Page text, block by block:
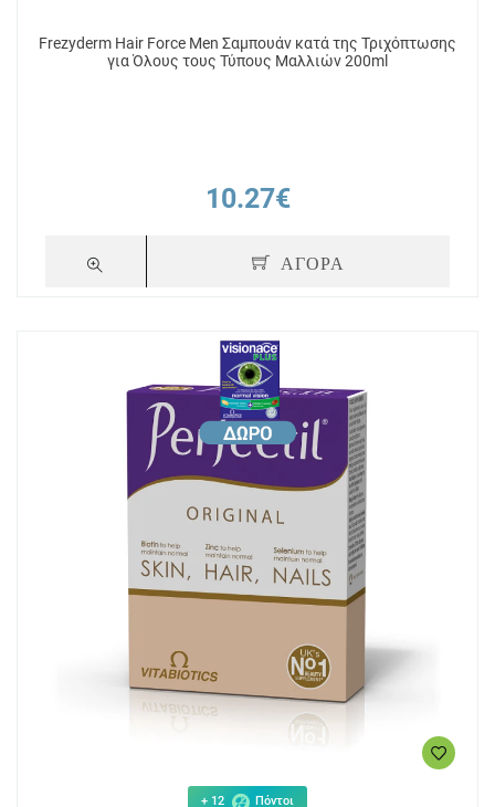
Frezyderm Hair Force Men Σαμπουάν κατά της Τριχόπτωσης
για Όλους τους Τύπους Μαλλιών 200ml
10.27€
ΑΓΟΡΑ
+ 12 Πόντοι